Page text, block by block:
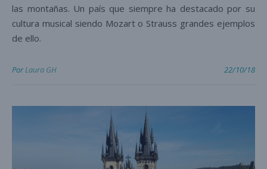
las montañas. Un país que siempre ha destacado por su
cultura musical siendo Mozart o Strauss grandes ejemplos
de ello.
PorLaura GH 22/10/18